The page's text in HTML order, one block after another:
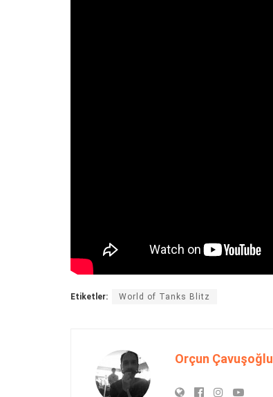
Etiketler: World of Tanks Blitz
Orçun Çavuşoğlu